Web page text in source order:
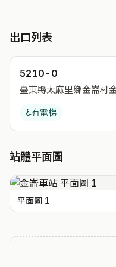
出口列表
5210-0
臺東縣太麻里鄉金崙村
♿有電梯
站體平面圖
平面圖 1